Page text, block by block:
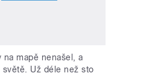
mapě nenašel, a
Už déle než sto